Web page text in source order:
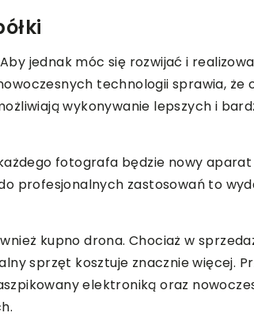
jednak móc się rozwijać i
technologii sprawia, że
wykonywanie lepszych i
fotografa będzie nowy
profesjonalnych zastosowań to
kupno drona. Chociaż w
sprzęt kosztuje znacznie więcej.
elektroniką oraz